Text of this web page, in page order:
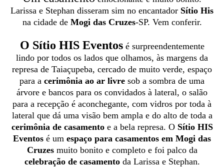
Larissa e Stephan disseram sim no encantador Sítio His
na cidade de Mogi das Cruzes-SP. Vem conferir.
O Sítio HIS Eventosé surpreendentemente
lindo por todos os lados que olhamos, às margens da
represa de Taiaçupeba, cercado de muito verde, espaço
para a cerimônia ao ar livre sob a sombra de uma
árvore e bancos para os convidados à lateral, o salão
para a recepção é aconchegante, com vidros por toda à
lateral que dá uma visão bem ampla e do alto de toda a
cerimônia de casamentoe a bela represa. O Sítio HIS
Eventos é um espaço para casamentos em Mogi das
Cruzesmuito bonito e completo e foi palco da
celebração de casamentoda Larissa e Stephan.